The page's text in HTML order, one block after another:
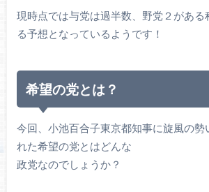
現時点では与党は過半数、野党２がある
る予想となっているようです！
希望の党とは？
今回、小池百合子東京都知事に旋風の勢
れた希望の党とはどんな
政党なのでしょうか？